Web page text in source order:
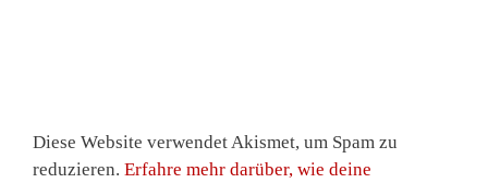
Diese Website verwendet Akismet, um Spam zu
reduzieren. Erfahre mehr darüber, wie deine